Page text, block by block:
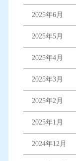
2025年6月
2025年5月
2025年4月
2025年3月
2025年2月
2025年1月
2024年12月